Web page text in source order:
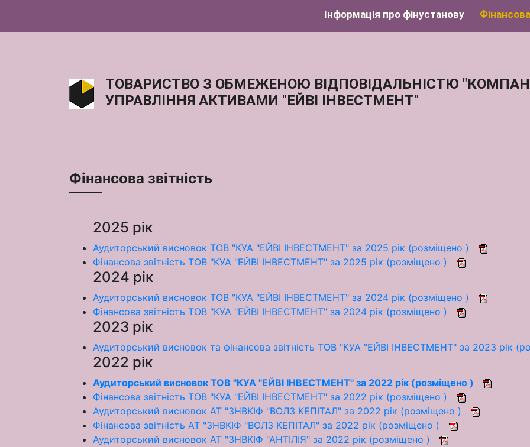
Інформація про фінустанову
ТОВАРИСТВО З ОБМЕЖЕНОЮ ВІДПОВІДАЛЬНІСТЮ
УПРАВЛІННЯ АКТИВАМИ "ЕЙВІ ІНВЕСТМЕНТ"
Фінансова звітність
2025 рік
Аудиторський висновок ТОВ "КУА "ЕЙВІ ІНВЕСТМЕНТ" за 2025 рік (розміщено )
Фінансова звітність ТОВ "КУА "ЕЙВІ ІНВЕСТМЕНТ" за 2025 рік (розміщено )
2024 рік
Аудиторський висновок ТОВ "КУА "ЕЙВІ ІНВЕСТМЕНТ" за 2024 рік (розміщено )
Фінансова звітність ТОВ "КУА "ЕЙВІ ІНВЕСТМЕНТ" за 2024 рік (розміщено )
2023 рік
Аудиторський висновок та фінансова звітність ТОВ "КУА "ЕЙВІ ІНВЕСТМЕНТ" за 2023 рік
2022 рік
Аудиторський висновок ТОВ "КУА "ЕЙВІ ІНВЕСТМЕНТ" за 2022 рік (розміщено )
Фінансова звітність ТОВ "КУА "ЕЙВІ ІНВЕСТМЕНТ" за 2022 рік (розміщено )
Аудиторський висновок АТ "ЗНВКІФ "ВОЛЗ КЕПІТАЛ" за 2022 рік (розміщено )
Фінансова звітність АТ "ЗНВКІФ "ВОЛЗ КЕПІТАЛ" за 2022 рік (розміщено )
Аудиторський висновок АТ "ЗНВКІФ "АНТІЛІЯ" за 2022 рік (розміщено )